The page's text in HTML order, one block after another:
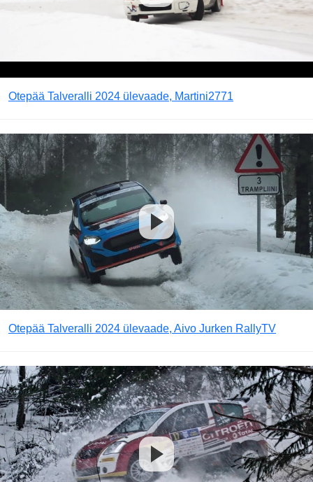
Otepää Talveralli 2024 ülevaade, Martini2771
Otepää Talveralli 2024 ülevaade, Aivo Jurken RallyTV